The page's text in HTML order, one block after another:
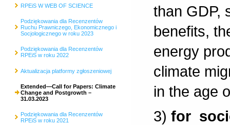
RPEiS W WEB OF SCIENCE
Podziękowania dla Recenzentów
Ruchu Prawniczego, Ekonomicznego i
Socjologicznego w roku 2023
Podziękowania dla Recenzentów
RPEiS w roku 2022
Aktualizacja platformy zgłoszeniowej
Extended—Call for Papers: Climate
Change and Postgrowth –
31.03.2023
Podziękowania dla Recenzentów
RPEiS w roku 2021
than GDP,
benefits,
energy
climate
in the age
3)for